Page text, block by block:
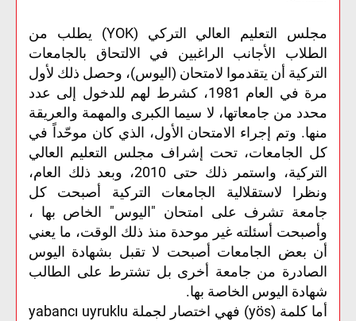
مجلس التعليم العالي التركي (YOK) يطلب من
الطلاب الأجانب الراغبين في الالتحاق بالجامعات
التركية أن يتقدموا لامتحان (اليوس)، وحصل ذلك لأول
مرة في العام 1981، كشرط لهم للدخول إلى عدد
محدد من جامعاتها، لا سيما الكبرى والمهمة والعريقة
منها. وتم إجراء الامتحان الأول، الذي كان موحّداً في
كل الجامعات، تحت إشراف مجلس التعليم العالي
التركية، واستمر ذلك حتى 2010، وبعد ذلك العام،
ونظرا لاستقلالية الجامعات التركية أصبحت كل
جامعة تشرف على امتحان "اليوس" الخاص بها ،
وأصبحت أسئلته غير موحدة منذ ذلك الوقت، ما يعني
أن بعض الجامعات أصبحت لا تقبل بشهادة اليوس
الصادرة من جامعة أخرى بل تشترط على الطالب
شهادة اليوس الخاصة بها.
أما كلمة (yös) فهي اختصار لجملة yabancı uyruklu